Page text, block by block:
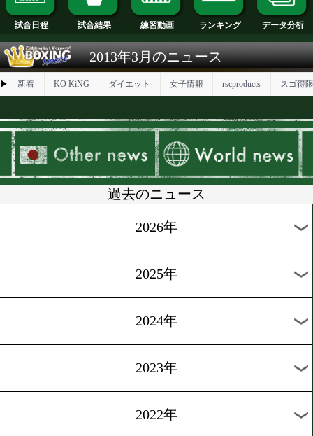
試合日程 試合結果 練習動画 ランキング
新着 ダイエット
過去のニュース
2026年
2025年